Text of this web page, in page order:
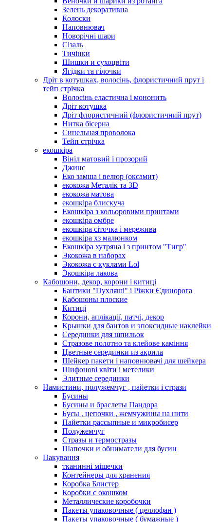
Зелень декоративна
Колоски
Наповнювач
Новорічні шари
Сізаль
Тичінки
Шишки и сухоцвіти
Ягідки та гілочки
Дріт в котушках, волосінь, флористичний прут і
тейп стрічка
Волосінь еластична і мононить
Дріт котушка
Дріт флористичний (флористичний прут)
Нитка бісерна
Синельная проволока
Тейп стрічка
екошкіра
Вініл матовий і прозорий
Джинс
Еко замша і велюр (оксамит)
екокожа Металік та 3D
екокожа матова
екошкіра блискуча
Екошкіра з кольоровими принтами
екошкіра омбре
екошкіра сіточка і мережива
екошкіра хз малюнком
Екошкіра хутряна і з принтом "Тигр"
Экокожа в наборах
Экокожа с куклами Lol
Экошкiра лакова
Кабошони, декор, корони і китиці
Бантики "Пухляші" і Ріжки Єдинорога
Кабошоны плоские
Китиці
Корони, аплікації, патчі, декор
Крышки для бантов и эпоксидные наклейки
Серединки для шпильок
Стразове полотно та клейове каміння
Цветные серединки из акрила
Шейкер пакети і наповнювачі для шейкера
Шифонові квіти і метелики
Элитные серединки
Намистини, полужемчуг , пайетки і стрази
Бусины
Бусины и браслеты Пандора
Бусы , цепочки , жемчужины на нити
Пайетки рассыпные и микробисер
Полужемчуг
Стразы и термостразы
Шапочки и обниматели для бусин
Пакування
тканинні мішечки
Контейнеры для хранения
Коробка Блистер
Коробки с окошком
Металлические коробочки
Пакеты упаковочные ( целлофан )
Пакеты упаковочные ( бумажные )